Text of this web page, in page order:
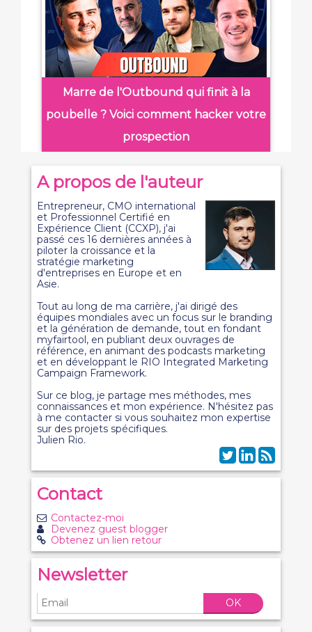
Marre de l'Outbound qui finit à la
poubelle ? Voici comment hacker votre
prospection
A propos de l'auteur
Entrepreneur, CMO international
et Professionnel Certifié en
Expérience Client (CCXP), j'ai
passé ces 16 dernières années à
piloter la croissance et la
stratégie marketing
d'entreprises en Europe et en
Asie.
Tout au long de ma carrière, j'ai dirigé des
équipes mondiales avec un focus sur le branding
et la génération de demande, tout en fondant
myfairtool, en publiant deux ouvrages de
référence, en animant des podcasts marketing
et en développant le RIO Integrated Marketing
Campaign Framework.
Sur ce blog, je partage mes méthodes, mes
connaissances et mon expérience. N'hésitez pas
à me contacter si vous souhaitez mon expertise
sur des projets spécifiques.
Julien Rio.
Contact
Contactez-moi
Devenez guest blogger
Obtenez un lien retour
Newsletter
OK